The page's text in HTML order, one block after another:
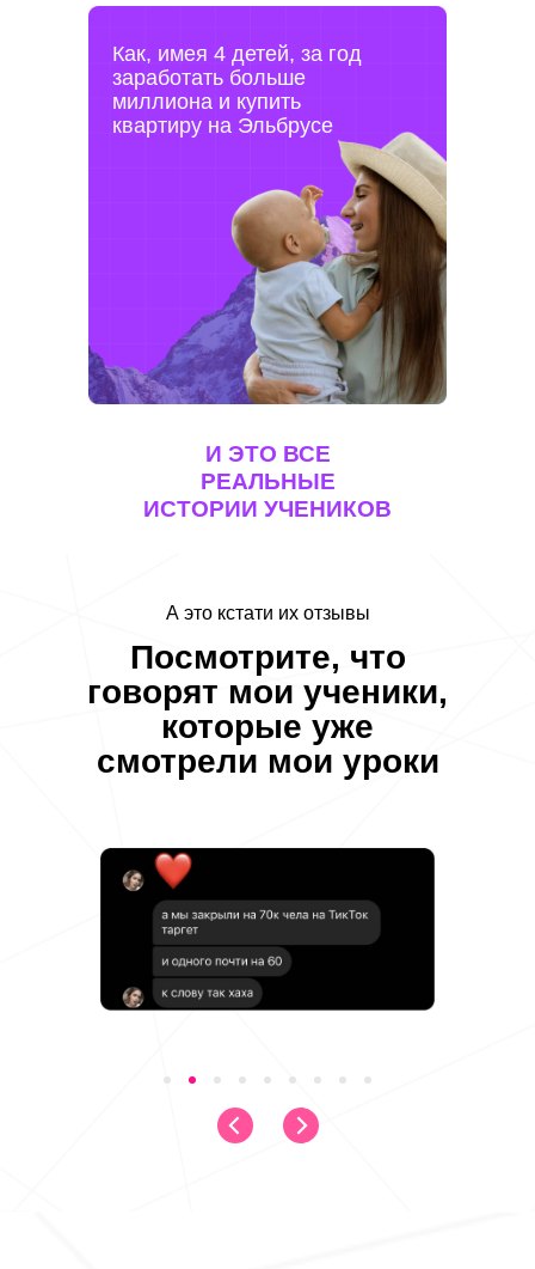
И ЭТО ВСЕ
РЕАЛЬНЫЕ
ИСТОРИИ УЧЕНИКОВ
Как, имея 4 детей, за год
заработать больше
миллиона и купить
квартиру на Эльбрусе
Посмотрите, что
говорят мои ученики,
которые уже
смотрели мои уроки
А это кстати их отзывы